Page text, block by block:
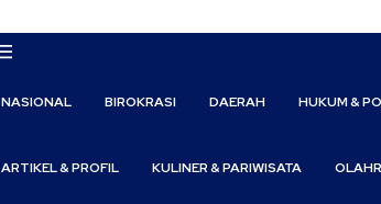
NASIONAL BIROKRASI DAERAH HUKUM &
ARTIKEL & PROFIL KULINER & PARIWISATA